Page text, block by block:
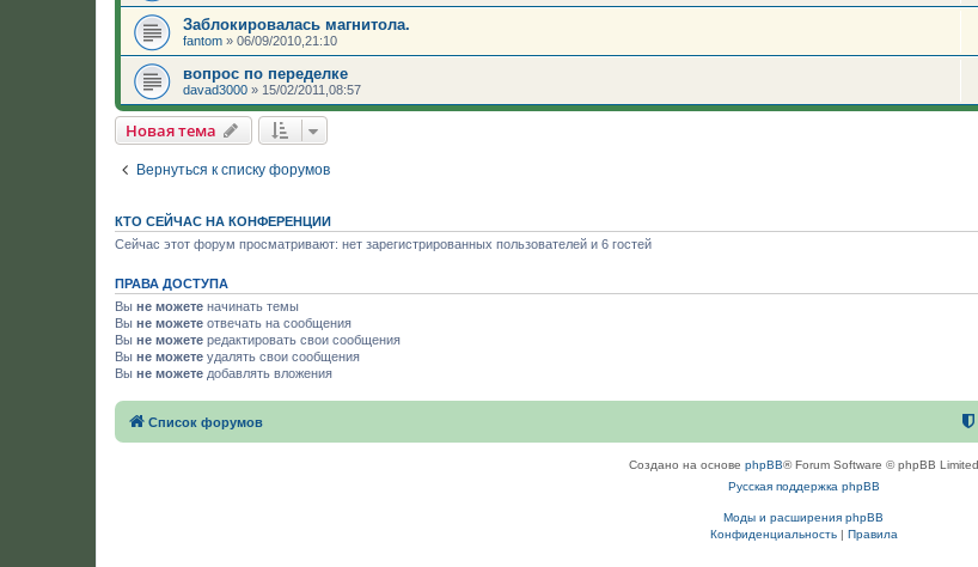
Заблокировалась магнитола.
fantom » 06/09/2010,21:10
вопрос по переделке
davad3000 » 15/02/2011,08:57
Новая тема
Вернуться к списку форумов
КТО СЕЙЧАС НА КОНФЕРЕНЦИИ
Сейчас этот форум просматривают: нет зарегистрированных пользователей и 6 гостей
ПРАВА ДОСТУПА
Вы не можете начинать темы
Вы не можете отвечать на сообщения
Вы не можете редактировать свои сообщения
Вы не можете удалять свои сообщения
Вы не можете добавлять вложения
Список форумов
Создано на основе phpBB® Forum Software © phpBB Limited
Русская поддержка phpBB
Моды и расширения phpBB
Конфиденциальность| Правила